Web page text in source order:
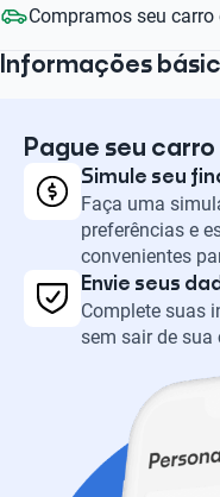
Compramos seu carro
Informações
Pague seu
Simule seu
Faça uma
preferências e
convenientes
Envie seus
Complete suas
sem sair de sua